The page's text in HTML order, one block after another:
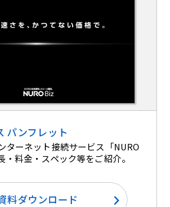
パンフレット
ターネット接続サービス「NURO
・料金・スペック等をご紹介。
料ダウンロード